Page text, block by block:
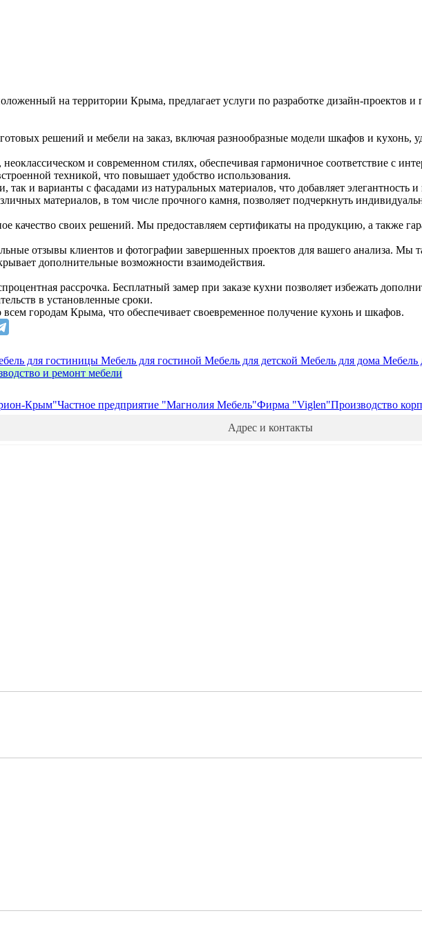
на территории Крыма, предлагает услуги по разработке дизайн-проектов
решений и мебели на заказ, включая разнообразные модели шкафов и кухонь,
и современном стилях, обеспечивая гармоничное соответствие с
техникой, что повышает удобство использования.
и варианты с фасадами из натуральных материалов, что добавляет элегантность
материалов, в том числе прочного камня, позволяет подчеркнуть
качество своих решений. Мы предоставляем сертификаты на продукцию, а также
отзывы клиентов и фотографии завершенных проектов для вашего анализа. Мы
дополнительные возможности взаимодействия.
рассрочка. Бесплатный замер при заказе кухни позволяет избежать
в установленные сроки.
городам Крыма, что обеспечивает своевременное получение кухонь и шкафов.
для гостиницы Мебель для гостиной Мебель для детской Мебель для дома Мебель
и ремонт мебели
Крым"Частное предприятие "Магнолия Мебель"Фирма "Viglen"Производство
Адрес и контакты